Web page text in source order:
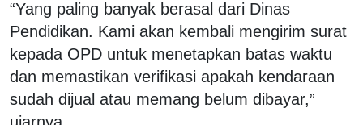
“Yang paling banyak berasal dari Dinas
Pendidikan. Kami akan kembali mengirim surat
kepada OPD untuk menetapkan batas waktu
dan memastikan verifikasi apakah kendaraan
sudah dijual atau memang belum dibayar,”